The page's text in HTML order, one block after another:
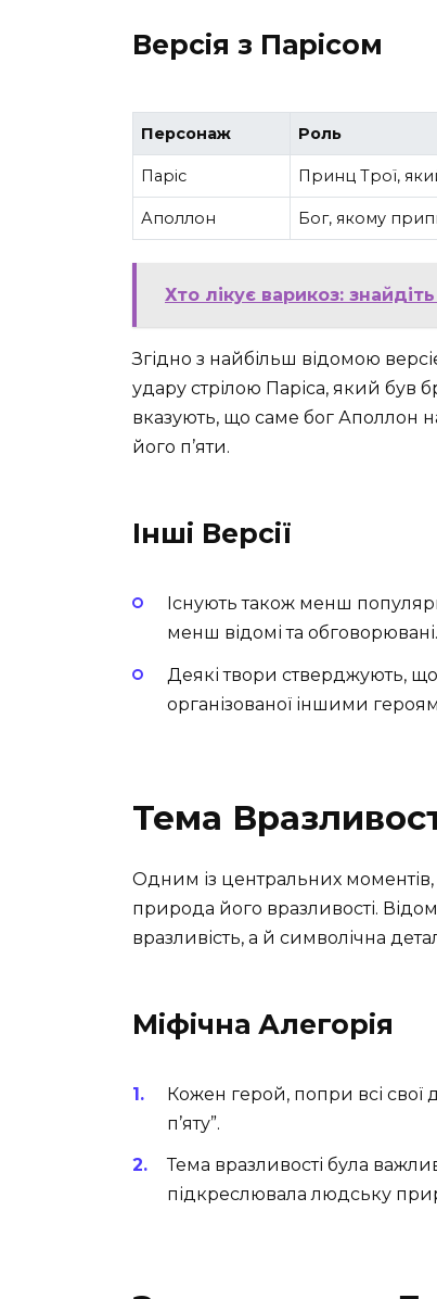
Версія з Парісом
Персонаж Роль
Паріс Принц Трої,
Аполлон Бог, якому
Хто лікує варикоз:
Згідно з найбільш відомою
удару стрілою Паріса, який був
вказують, що саме бог Аполлон
його п’яти.
Інші Версії
Існують також менш
менш відомі та обговорювані.
Деякі твори стверджують,
організованої іншими
Тема
Одним із центральних
природа його вразливості.
вразливість, а й символічна
Міфічна Алегорія
Кожен герой, попри всі свої
п’яту”.
Тема вразливості була
підкреслювала людську